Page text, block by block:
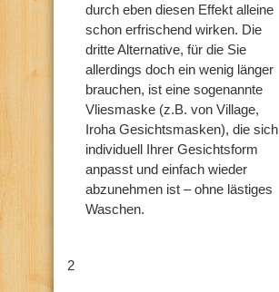
durch eben diesen Effekt alleine
schon erfrischend wirken. Die
dritte Alternative, für die Sie
allerdings doch ein wenig länger
brauchen, ist eine sogenannte
Vliesmaske (z.B. von Village,
Iroha Gesichtsmasken), die sich
individuell Ihrer Gesichtsform
anpasst und einfach wieder
abzunehmen ist – ohne lästiges
Waschen.
2